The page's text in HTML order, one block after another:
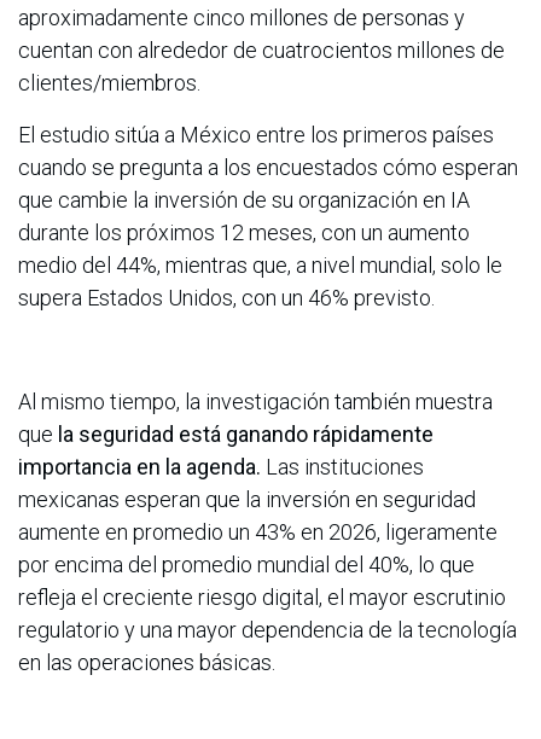
aproximadamente cinco millones de personas y
cuentan con alrededor de cuatrocientos millones de
clientes/miembros.
El estudio sitúa a México entre los primeros países
cuando se pregunta a los encuestados cómo esperan
que cambie la inversión de su organización en IA
durante los próximos 12 meses, con un aumento
medio del 44%, mientras que, a nivel mundial, solo le
supera Estados Unidos, con un 46% previsto.
Al mismo tiempo, la investigación también muestra
que la seguridad está ganando rápidamente
importancia en la agenda. Las instituciones
mexicanas esperan que la inversión en seguridad
aumente en promedio un 43% en 2026, ligeramente
por encima del promedio mundial del 40%, lo que
refleja el creciente riesgo digital, el mayor escrutinio
regulatorio y una mayor dependencia de la tecnología
en las operaciones básicas.